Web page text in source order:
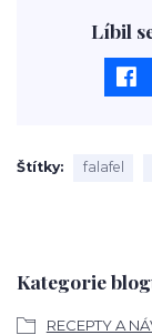
Kategorie
RECEPTY A
Líbil
Štítky falafel